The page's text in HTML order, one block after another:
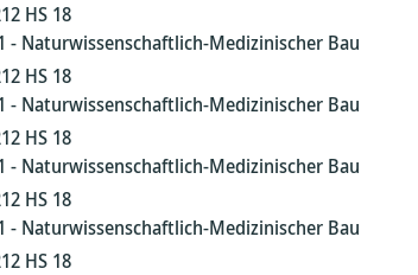
HS 18
- Naturwissenschaftlich-Medizinischer Bau
HS 18
- Naturwissenschaftlich-Medizinischer Bau
HS 18
- Naturwissenschaftlich-Medizinischer Bau
HS 18
- Naturwissenschaftlich-Medizinischer Bau
HS 18